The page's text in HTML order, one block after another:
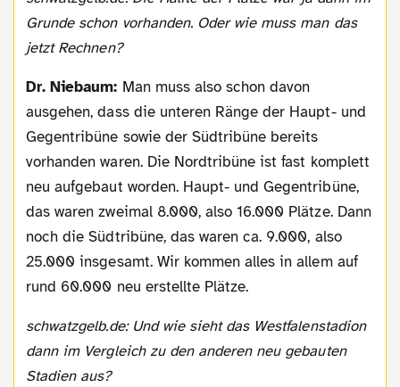
Grunde schon vorhanden. Oder wie muss man das
jetzt Rechnen?
Dr. Niebaum: Man muss also schon davon
ausgehen, dass die unteren Ränge der Haupt- und
Gegentribüne sowie der Südtribüne bereits
vorhanden waren. Die Nordtribüne ist fast komplett
neu aufgebaut worden. Haupt- und Gegentribüne,
das waren zweimal 8.000, also 16.000 Plätze. Dann
noch die Südtribüne, das waren ca. 9.000, also
25.000 insgesamt. Wir kommen alles in allem auf
rund 60.000 neu erstellte Plätze.
schwatzgelb.de: Und wie sieht das Westfalenstadion
dann im Vergleich zu den anderen neu gebauten
Stadien aus?